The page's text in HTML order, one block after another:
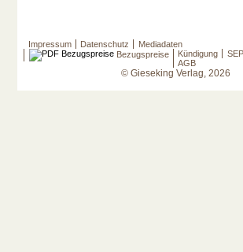
Impressum Datenschutz
Mediadaten
Bezugspreise
Kündigung
AGB
© Gieseking Verlag, 2026